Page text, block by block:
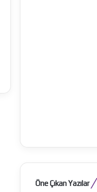
Öne Çıkan Yazılar